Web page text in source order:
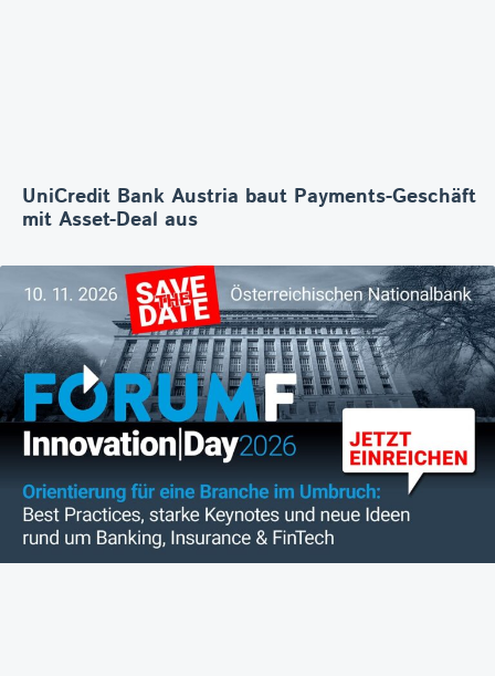
UniCredit Bank Austria baut Payments-Geschäft
mit Asset-Deal aus